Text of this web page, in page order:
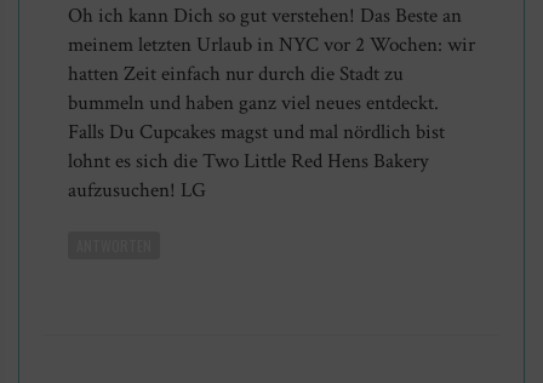
Oh ich kann Dich so gut verstehen! Das Beste an
meinem letzten Urlaub in NYC vor 2 Wochen: wir
hatten Zeit einfach nur durch die Stadt zu
bummeln und haben ganz viel neues entdeckt.
Falls Du Cupcakes magst und mal nördlich bist
lohnt es sich die Two Little Red Hens Bakery
aufzusuchen! LG